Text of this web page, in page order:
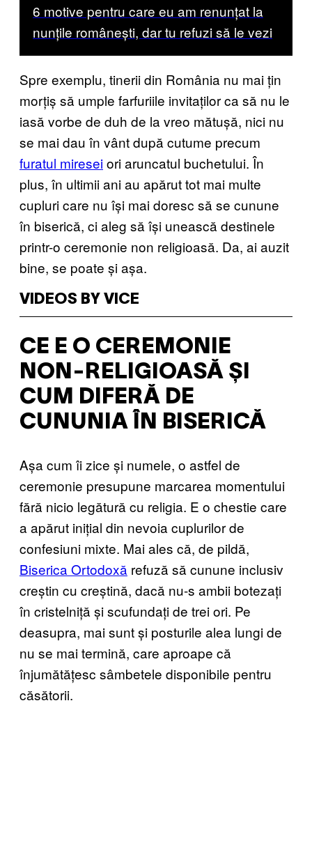
6 motive pentru care eu am renunțat la
nunțile românești, dar tu refuzi să le vezi
Spre exemplu, tinerii din România nu mai țin
morțiș să umple farfuriile invitaților ca să nu le
iasă vorbe de duh de la vreo mătușă, nici nu
se mai dau în vânt după cutume precum
furatul mireseiori aruncatul buchetului. În
plus, în ultimii ani au apărut tot mai multe
cupluri care nu își mai doresc să se cunune
în biserică, ci aleg să își unească destinele
printr-o ceremonie non religioasă. Da, ai auzit
bine, se poate și așa.
VIDEOS BY VICE
CE E O CEREMONIE
NON-RELIGIOASĂ ȘI
CUM DIFERĂ DE
CUNUNIA ÎN BISERICĂ
Așa cum îi zice și numele, o astfel de
ceremonie presupune marcarea momentului
fără nicio legătură cu religia. E o chestie care
a apărut inițial din nevoia cuplurilor de
confesiuni mixte. Mai ales că, de pildă,
Biserica Ortodoxă refuză să cunune inclusiv
creștin cu creștină, dacă nu-s ambii botezați
în cristelniță și scufundați de trei ori. Pe
deasupra, mai sunt și posturile alea lungi de
nu se mai termină, care aproape că
înjumătățesc sâmbetele disponibile pentru
căsătorii.